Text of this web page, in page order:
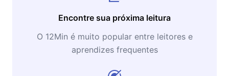
Encontre sua próxima leitura
O 12Min é muito popular entre leitores e
aprendizes frequentes